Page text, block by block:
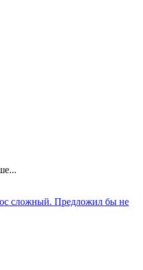
сложный. Предложил бы не